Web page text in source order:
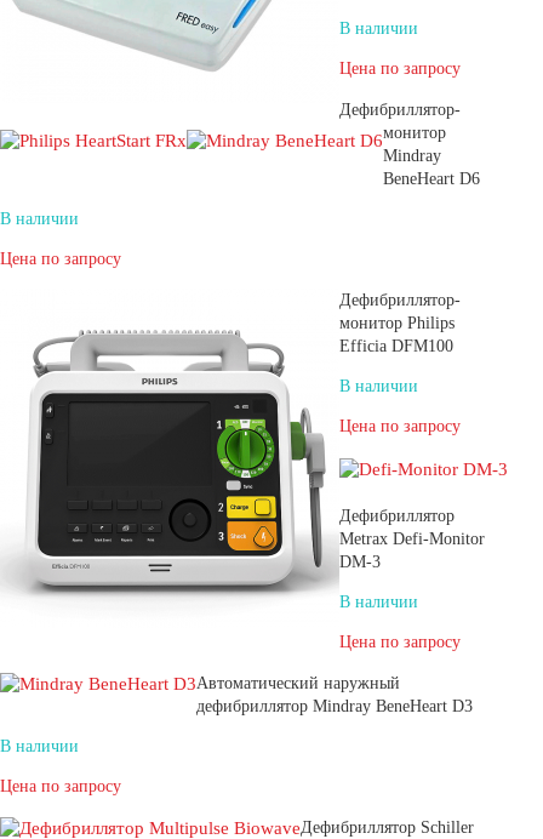
В наличии
Цена по запросу
Дефибриллятор-
монитор
Mindray
BeneHeart D6
В наличии
Цена по запросу
Дефибриллятор-
монитор Philips
Efficia DFM100
В наличии
Цена по запросу
Дефибриллятор
Metrax Defi-Monitor
DM-3
В наличии
Цена по запросу
Автоматический наружный
дефибриллятор Mindray BeneHeart D3
В наличии
Цена по запросу
Дефибриллятор Schiller